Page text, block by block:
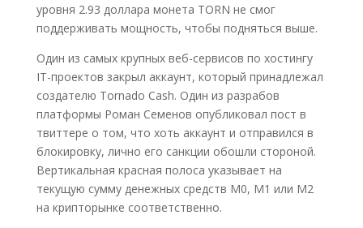
уровня 2.93 доллара монета TORN не смог
поддерживать мощность, чтобы подняться выше.
Один из самых крупных веб-сервисов по хостингу
IT-проектов закрыл аккаунт, который принадлежал
создателю Tornado Cash. Один из разрабов
платформы Роман Семенов опубликовал пост в
твиттере о том, что хоть аккаунт и отправился в
блокировку, лично его санкции обошли стороной.
Вертикальная красная полоса указывает на
текущую сумму денежных средств M0, M1 или M2
на крипторынке соответственно.